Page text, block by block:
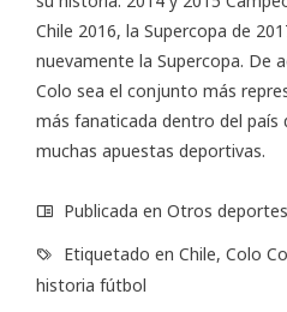
Chile 2016, la Supercopa de
nuevamente la Supercopa. De
Colo sea el conjunto más
más fanaticada dentro del país
muchas apuestas deportivas.
Publicada en Otros deportes
Etiquetado en Chile, Colo
historia fútbol